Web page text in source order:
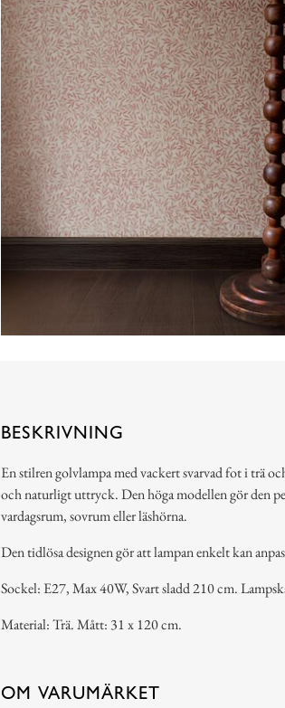
BESKRIVNING
En stilren golvlampa med vackert svarvad fot i trä
och naturligt uttryck. Den höga modellen gör den
vardagsrum, sovrum eller läshörna.
Den tidlösa designen gör att lampan enkelt kan
Sockel: E27, Max 40W, Svart sladd 210 cm.
Material: Trä. Mått: 31 x 120 cm.
OM VARUMÄRKET